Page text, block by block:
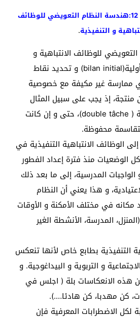
مفاهيم قاعة الموارد 12:هندسة النظام التعويضي للوظائف
و التنفيذية.
للوظائف الانتباهية و
التنفيذية إنجاز حصيلة أولية(bilan initial) و تحديد نقاط
ممارسة غير مكيفة مع خصوصية
إذ يجب على سبيل المثال
تفادي المهام المزدوجة ( double tâche)، حتى و إن كانت
محفوظة.
الوظائف الانتباهية التنفيذية في
الوضعيات منذ فترة إعداد الفطور
المدرسية، إلى ما بعد ذلك
و هذا يعني أن النظام
في مختلف الأمكنة و الأوقات
المدرسة، الأنشطة الغير
التنفيذية بطابع خاص لأنها تنعكس
و التربوية و البيداغوجية. و
هذه الانعكاسات بلة ( اجلس في
كن مهدبا، كن هادئا….).
لكل الاضطرابات المعرفية فإن